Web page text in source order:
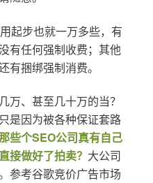
起步也就一万多些，有
有任何强制收费；其他
有捆绑强制消费。
万、甚至几十万的当？
是因为被各种保证套路
些个SEO公司真有自己
接做好了拍卖？ 大公司
参考谷歌竞价广告市场